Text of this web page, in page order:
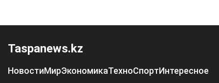
Taspanews.kz
НовостиМирЭкономикаТехноСпортИнтересное